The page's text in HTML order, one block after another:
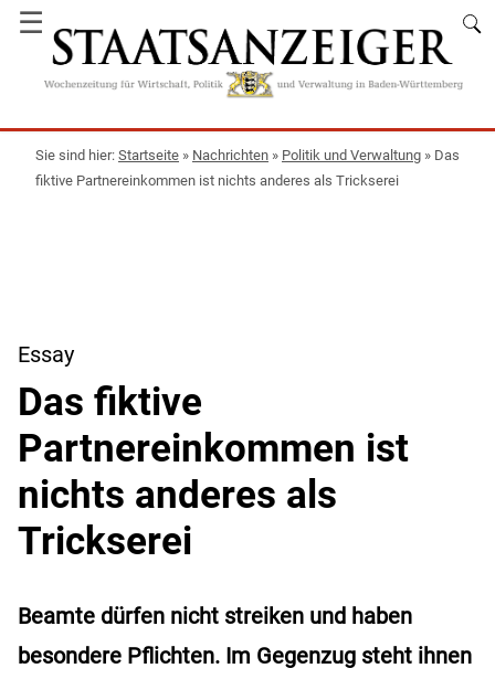
☰
Startseite » Nachrichten » Politik und Verwaltung » Das
fiktive Partnereinkommen ist nichts anderes als Trickserei
Essay
Das fiktive
Partnereinkommen ist
nichts anderes als
Trickserei
Beamte dürfen nicht streiken und haben
besondere Pflichten. Im Gegenzug steht ihnen